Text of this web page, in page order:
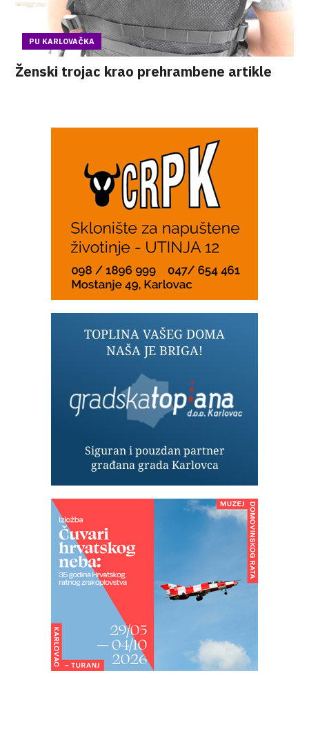
PU KARLOVAČKA
Ženski trojac krao prehrambene artikle